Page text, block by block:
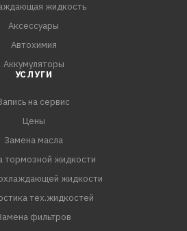
жидкость
Аксессуары
Автохимия
Аккумуляторы
УСЛУГИ
на сервис
Цены
Замена масла
тормозной жидкости
жидкости
тех.жидкостей
фильтров